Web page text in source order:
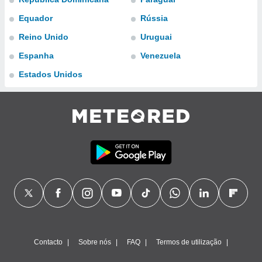
lhe
e
com
nossa
Equador
Reino Unido
Espanha
Estados Unidos
Rússia
Uruguai
Venezuela
Contacto Sobre nós FAQ Termos de utilização